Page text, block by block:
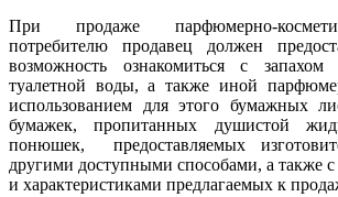
При продаже парфюмерно-
потребителю продавец должен
возможность ознакомиться с запахом
туалетной воды, а также иной
использованием для этого бумажных
бумажек, пропитанных душистой
понюшек, предоставляемых
другими доступными способами, а также
и характеристиками предлагаемых к